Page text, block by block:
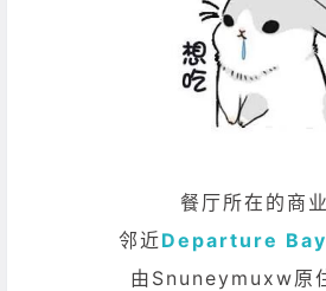
餐厅所在的商
邻近Departure Bay
由Snuneymuxw原